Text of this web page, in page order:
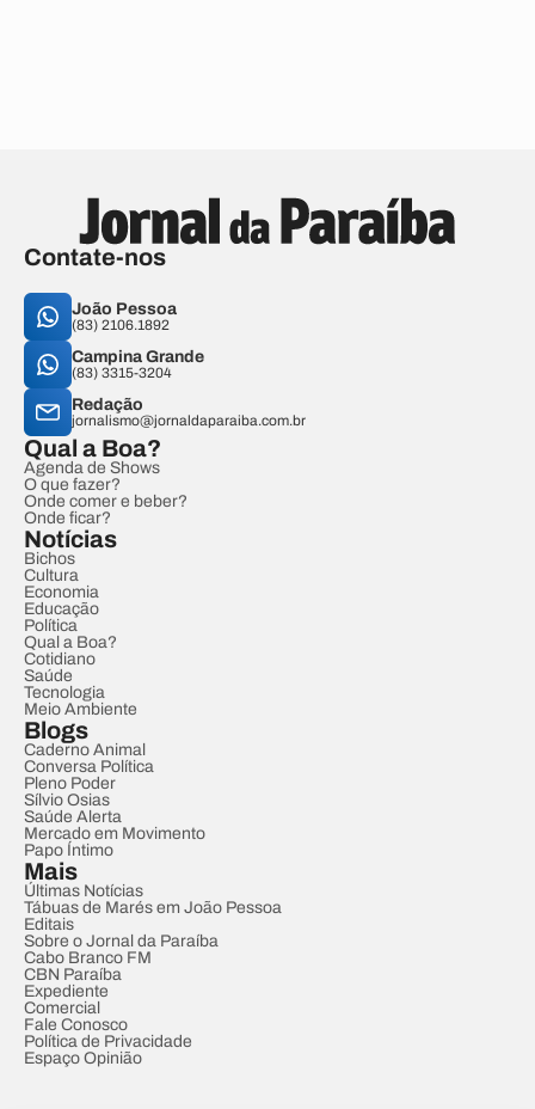
Contate-nos
João Pessoa
(83) 2106.1892
Campina Grande
(83) 3315-3204
Redação
jornalismo@jornaldaparaiba.com.br
Qual a Boa?
Agenda de Shows
O que fazer?
Onde comer e beber?
Onde ficar?
Notícias
Bichos
Cultura
Economia
Educação
Política
Qual a Boa?
Cotidiano
Saúde
Tecnologia
Meio Ambiente
Blogs
Caderno Animal
Conversa Política
Pleno Poder
Sílvio Osias
Saúde Alerta
Mercado em Movimento
Papo Íntimo
Mais
Últimas Notícias
Tábuas de Marés em João Pessoa
Editais
Sobre o Jornal da Paraíba
Cabo Branco FM
CBN Paraíba
Expediente
Comercial
Fale Conosco
Política de Privacidade
Espaço Opinião